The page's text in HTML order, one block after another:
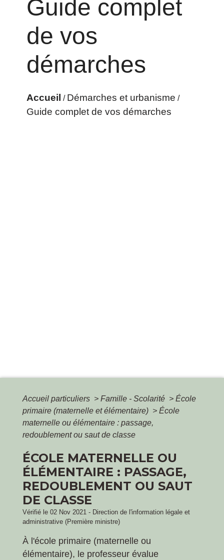
Guide complet
de vos
démarches
Accueil / Démarches et urbanisme /
Guide complet de vos démarches
Accueil particuliers > Famille - Scolarité > École
primaire (maternelle et élémentaire) > École
maternelle ou élémentaire : passage,
redoublement ou saut de classe
ÉCOLE MATERNELLE OU
ÉLÉMENTAIRE : PASSAGE,
REDOUBLEMENT OU SAUT
DE CLASSE
Vérifié le 02 Nov 2021 - Direction de l'information légale et
administrative (Première ministre)
À l'école primaire (maternelle ou
élémentaire), le professeur évalue